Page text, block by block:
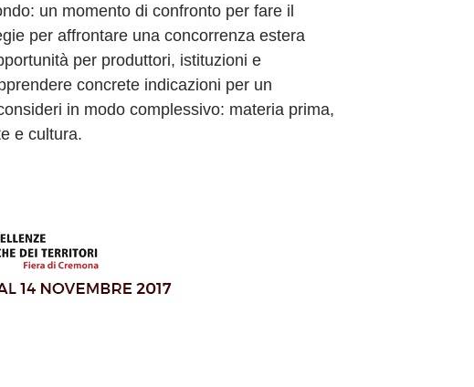
un momento di confronto per fare il
per affrontare una concorrenza estera
per produttori, istituzioni e
concrete indicazioni per un
in modo complessivo: materia prima,
e cultura.